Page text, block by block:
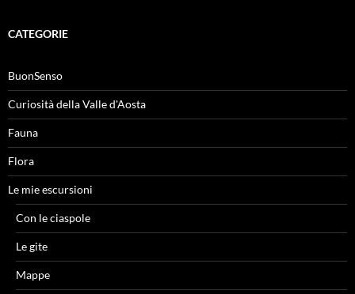
CATEGORIE
BuonSenso
Curiosità della Valle d'Aosta
Fauna
Flora
Le mie escursioni
Con le ciaspole
Le gite
Mappe